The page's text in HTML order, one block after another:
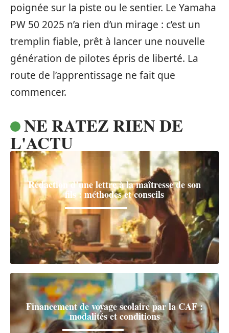
poignée sur la piste ou le sentier. Le Yamaha
PW 50 2025 n’a rien d’un mirage : c’est un
tremplin fiable, prêt à lancer une nouvelle
génération de pilotes épris de liberté. La
route de l’apprentissage ne fait que
commencer.
NE RATEZ RIEN DE
L'ACTU
Rédaction d’une lettre à la maîtresse de son
fils : méthodes et conseils
Financement de voyage scolaire par la CAF :
modalités et conditions